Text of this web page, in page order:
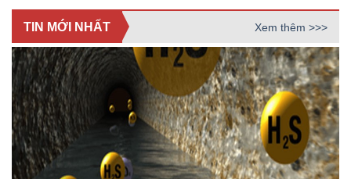
TIN MỚI NHẤT Xem thêm >>>